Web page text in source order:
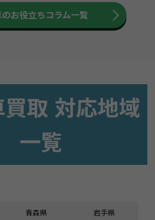
お役立ちコラム一覧
取 対応地域
一覧
青森県 岩手県